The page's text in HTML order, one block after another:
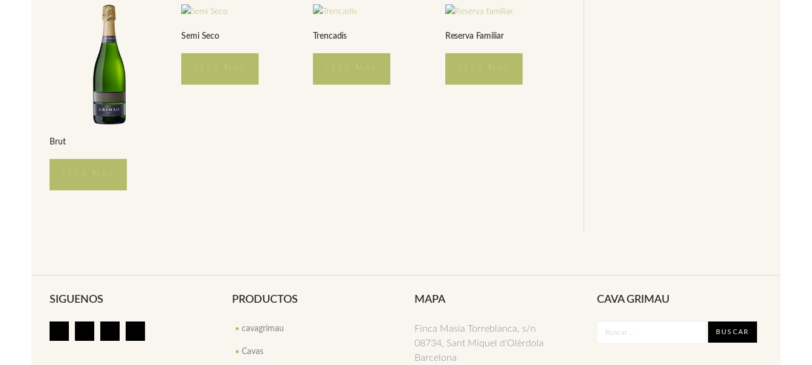
Brut
LEER MÁS
Semi Seco
LEER MÁS
Trencadís
LEER MÁS
Reserva Familiar
LEER MÁS
SIGUENOS PRODUCTOS
cavagrimau
Cavas
MAPA
Finca Masía Torreblanca, s/n
08734, Sant Miquel d'Olèrdola
Barcelona
CAVA GRIMAU